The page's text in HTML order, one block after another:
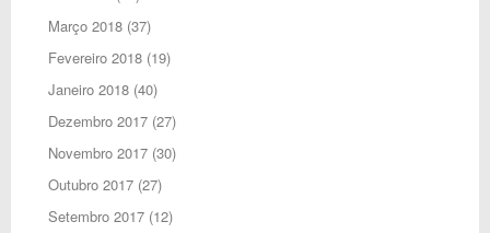
Março 2018(37)
Fevereiro 2018(19)
Janeiro 2018(40)
Dezembro 2017(27)
Novembro 2017(30)
Outubro 2017(27)
Setembro 2017(12)